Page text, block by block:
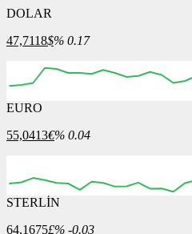
DOLAR
47,7118$% 0.17
06:00
EURO
55,0413€% 0.04
06:00
STERLİN
64,1675£% -0.03